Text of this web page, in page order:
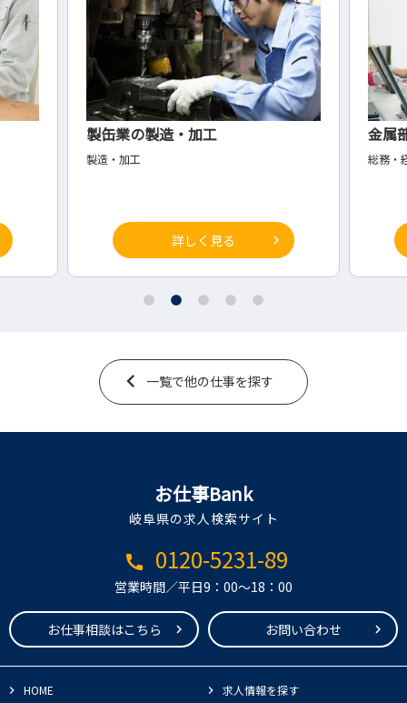
製缶業の製造・加工
製造・加工
詳しく見る
金属
総務・
一覧で他の仕事を探す
お仕事Bank
岐阜県の求人検索サイト
call 0120-5231-89
営業時間／平日9：00～18：00
お仕事相談はこちら お問い合わせ
HOME 求人情報を探す